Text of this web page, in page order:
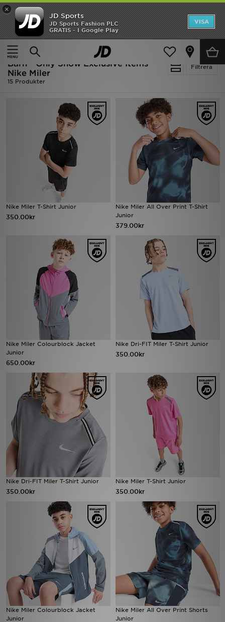
×
JD Sports
JD Sports Fashion PLC
GRATIS - I Google Play
VISA
Ny termin, ny stil Essentials för skolstarten
Hem
Barn
Filtrera
Barn - Only Show Exclusive Items -
Nike Miler
15 Produkter
Nike Miler T-Shirt Junior
350.00kr
Nike Miler All Over Print T-Shirt
Junior
379.00kr
Nike Miler Colourblock Jacket
Junior
650.00kr
Nike Dri-FIT Miler T-Shirt Junior
350.00kr
Nike Dri-FIT Miler T-Shirt Junior
350.00kr
Nike Miler T-Shirt Junior
350.00kr
Nike Miler Colourblock Jacket
Junior
Nike Miler All Over Print Shorts
Junior
Hem
Rea
Nyheter
Herr
Varumärken
Ladda ner appen
Mina meddelanden
Kundservice
JD Blogg